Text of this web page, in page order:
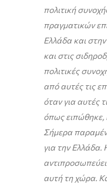
πολιτική
πραγματικών
Ελλάδα και
και στις
πολιτικές
από αυτές τις
όταν για αυτές
όπως ειπώθηκε,
Σήμερα
για την Ελλάδα.
αυτή τη χώρα.